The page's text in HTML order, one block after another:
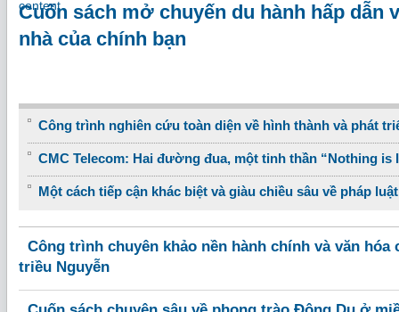
Cuốn sách mở chuyến du hành hấp dẫn
nhà của chính bạn
Công trình nghiên cứu toàn diện về hình thành và phát
CMC Telecom: Hai đường đua, một tinh thần “Nothing is
Một cách tiếp cận khác biệt và giàu chiều sâu về pháp
Công trình chuyên khảo nền hành chính và văn
triều Nguyễn